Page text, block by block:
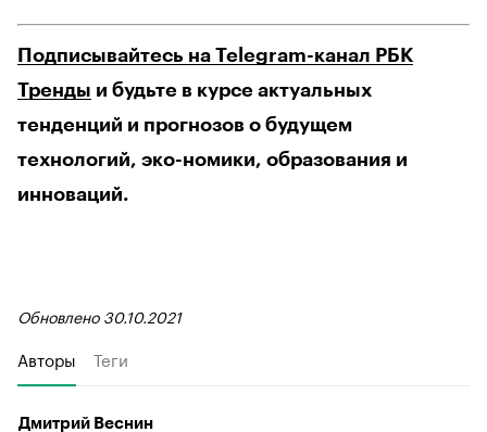
Подписывайтесь на Telegram-канал РБК
Тренды и будьте в курсе актуальных
тенденций и прогнозов о будущем
технологий, эко-номики, образования и
инноваций.
Обновлено 30.10.2021
Авторы Теги
Дмитрий Веснин